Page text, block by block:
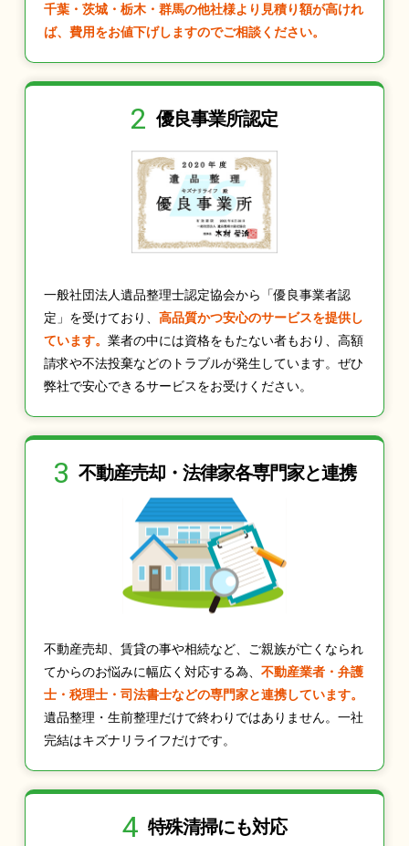
千葉・茨城・栃木・群馬の他社様より見積り額が高けれ
ば、費用をお値下げしますのでご相談ください。
2 優良事業所認定
一般社団法人遺品整理士認定協会から「優良事業者認
定」を受けており、 高品質かつ安心のサービスを提供し
ています。 業者の中には資格をもたない者もおり、高額
請求や不法投棄などのトラブルが発生しています。ぜひ
弊社で安心できるサービスをお受けください。
3 不動産売却・法律家各専門家と連携
不動産売却、賃貸の事や相続など、ご親族が亡くなられ
てからのお悩みに幅広く対応する為、 不動産業者・弁護
士・税理士・司法書士などの専門家と連携しています。
遺品整理・生前整理だけで終わりではありません。一社
完結はキズナリライフだけです。
4 特殊清掃にも対応